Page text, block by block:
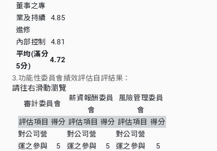
董事之專
業及持續
進修
4.85
內部控制 4.81
平均(滿分
5分)
4.72
3.功能性委員會績效評估自評結果：
請往右滑動瀏覽
審計委員會
薪資報酬委員
會
風險管理委員
會
評估項目 得分 評估項目 得分 評估項目 得分
對公司營
運之參與
5
對公司營
運之參與
5
對公司營
運之參與
5